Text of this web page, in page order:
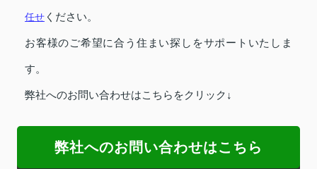
任せ ください。
お客様のご希望に合う住まい探しをサポートいたしま
す。
弊社へのお問い合わせはこちらをクリック↓
弊社へのお問い合わせはこちら